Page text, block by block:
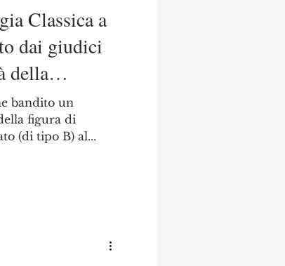
Classica a
dai giudici
della
erariale)
bandito un
figura di
(di tipo B) al...